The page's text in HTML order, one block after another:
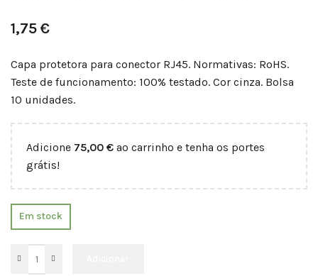
1,75€
Capa protetora para conector RJ45. Normativas: RoHS.
Teste de funcionamento: 100% testado. Cor cinza. Bolsa
10 unidades.
Adicione 75,00 € ao carrinho e tenha os portes
grátis!
Em stock